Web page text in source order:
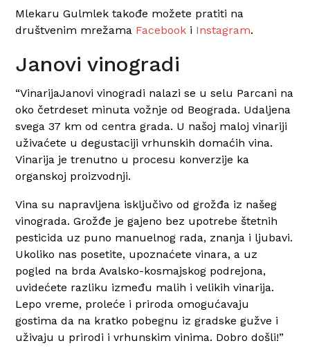
Mlekaru Gulmlek takođe možete pratiti na
društvenim mrežama Facebook i Instagram.
Janovi vinogradi
“VinarijaJanovi vinogradi nalazi se u selu Parcani na
oko četrdeset minuta vožnje od Beograda. Udaljena
svega 37 km od centra grada. U našoj maloj vinariji
uživaćete u degustaciji vrhunskih domaćih vina.
Vinarija je trenutno u procesu konverzije ka
organskoj proizvodnji.
Vina su napravljena isključivo od grožđa iz našeg
vinograda. Grožđe je gajeno bez upotrebe štetnih
pesticida uz puno manuelnog rada, znanja i ljubavi.
Ukoliko nas posetite, upoznaćete vinara, a uz
pogled na brda Avalsko-kosmajskog podrejona,
uvidećete razliku između malih i velikih vinarija.
Lepo vreme, proleće i priroda omogućavaju
gostima da na kratko pobegnu iz gradske gužve i
uživaju u prirodi i vrhunskim vinima. Dobro došli!”